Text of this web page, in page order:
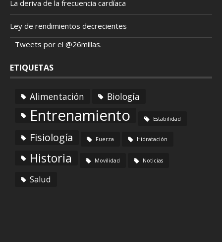
La deriva de la frecuencia cardíaca
Ley de rendimientos decrecientes
Tweets por el @26millas.
ETIQUETAS
Alimentación Biología
Entrenamiento Estabilidad
Fisiología Fuerza Hidratación
Historia Movilidad Noticias
Salud